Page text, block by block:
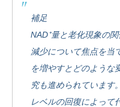
補足
NAD⁺量と老化現象の
減少について焦点を当
を増やすとどのような
究も進められています
レベルの回復によって